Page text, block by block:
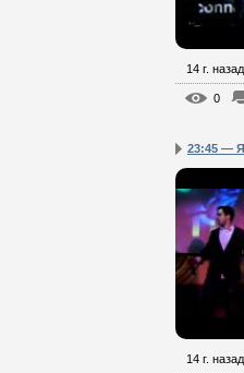
14 г. назад
0
23:45 —
14 г. назад